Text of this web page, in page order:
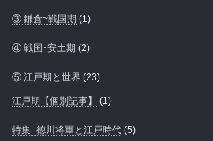
③ 鎌倉~戦国期 (1)
④ 戦国･安土期 (2)
⑤ 江戸期と世界 (23)
江戸期【個別記事】 (1)
特集_徳川将軍と江戸時代 (5)